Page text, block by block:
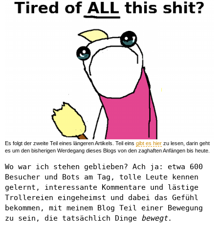
Es folgt der zweite Teil eines längeren Artikels. Teil eins gibt es hier zu lesen, darin geht
es um den bisherigen Werdegang dieses Blogs von den zaghaften Anfängen bis heute.
Wo war ich stehen geblieben? Ach ja: etwa 600
Besucher und Bots am Tag, tolle Leute kennen
gelernt, interessante Kommentare und lästige
Trollereien eingeheimst und dabei das Gefühl
bekommen, mit meinem Blog Teil einer Bewegung
zu sein, die tatsächlich Dinge bewegt.